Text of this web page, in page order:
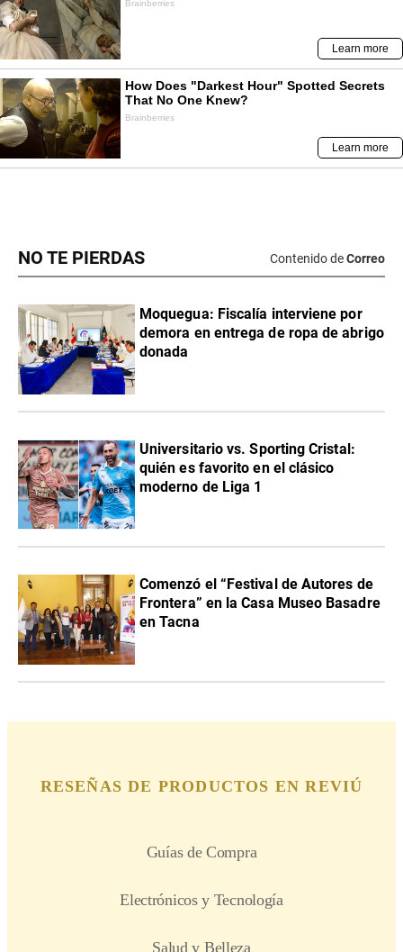
NO TE PIERDAS Contenido deCorreo
Moquegua: Fiscalía interviene por
demora en entrega de ropa de abrigo
donada
Universitario vs. Sporting Cristal:
quién es favorito en el clásico
moderno de Liga 1
Comenzó el “Festival de Autores de
Frontera” en la Casa Museo Basadre
en Tacna